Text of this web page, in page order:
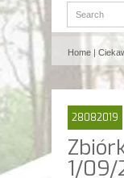
Home |
28082019
1/09/